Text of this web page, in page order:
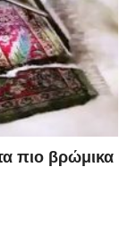
πιο βρώμικα